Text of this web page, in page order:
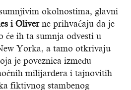
okolnostima, glavni
i Oliverne prihvaćaju da je
će ih ta sumnja odvesti u
Yorka, a tamo otkrivaju
je poveznica između
milijardera i tajnovitih
fiktivnog stambenog